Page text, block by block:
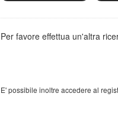
Per favore effettua un'altra
E' possibile inoltre accedere al